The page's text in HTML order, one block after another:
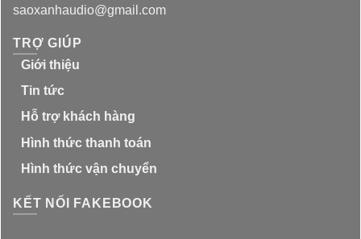
saoxanhaudio@gmail.com
TRỢ GIÚP
Giới thiệu
Tin tức
Hỗ trợ khách hàng
Hình thức thanh toán
Hình thức vận chuyển
KẾT NỐI FAKEBOOK